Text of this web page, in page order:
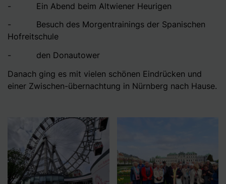
- Ein Abend beim Altwiener Heurigen
- Besuch des Morgentrainings der Spanischen
Hofreitschule
- den Donautower
Danach ging es mit vielen schönen Eindrücken und
einer Zwischen-übernachtung in Nürnberg nach Hause.